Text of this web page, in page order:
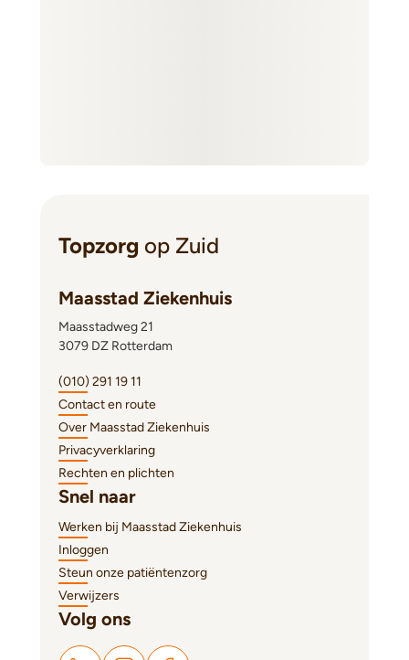
Topzorg op Zuid
Maasstad Ziekenhuis
Maasstadweg 21
3079 DZ Rotterdam
(010) 291 19 11
Contact en route
Over Maasstad Ziekenhuis
Privacyverklaring
Rechten en plichten
Snel naar
Werken bij Maasstad Ziekenhuis
Inloggen
Steun onze patiëntenzorg
Verwijzers
Volg ons